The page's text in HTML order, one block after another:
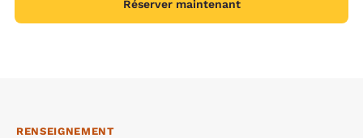
Réserver maintenant
RENSEIGNEMENT